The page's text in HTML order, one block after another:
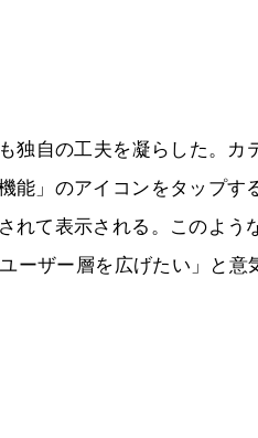
独自の工夫を凝らした。カ
能」のアイコンをタップす
れて表示される。このよう
ーザー層を広げたい」と意